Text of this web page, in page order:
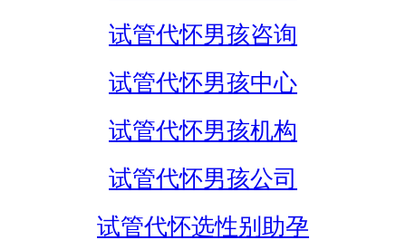
试管代怀男孩咨询
试管代怀男孩中心
试管代怀男孩机构
试管代怀男孩公司
试管代怀选性别助孕